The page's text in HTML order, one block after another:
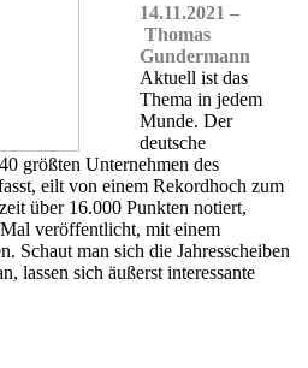
14.11.2021 –
Thomas
Gundermann
Aktuell ist das
Thema in jedem
Munde. Der
deutsche
größten Unternehmen des
eilt von einem Rekordhoch zum
über 16.000 Punkten notiert,
veröffentlicht, mit einem
Schaut man sich die Jahresscheiben
lassen sich äußerst interessante